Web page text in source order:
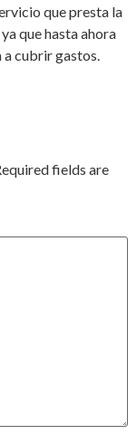
que presta la
que hasta ahora
a cubrir gastos.
fields are